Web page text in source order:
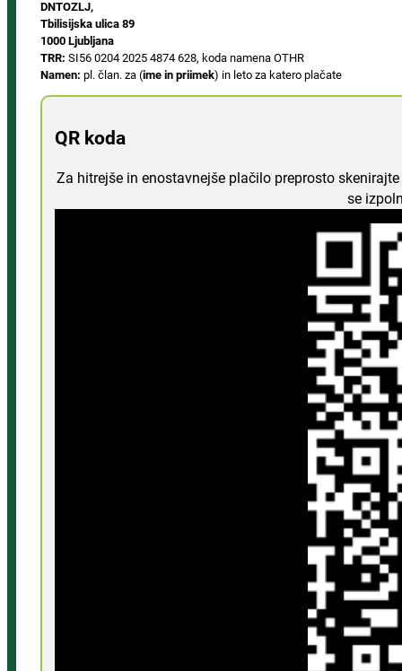
DNTOZLJ,
Tbilisijska ulica 89
1000 Ljubljana
TRR: SI56 0204 2025 4874 628, koda namena OTHR
Namen: pl. član. za (ime in priimek) in leto za katero plačate
QR koda
Za hitrejše in enostavnejše plačilo preprosto
se